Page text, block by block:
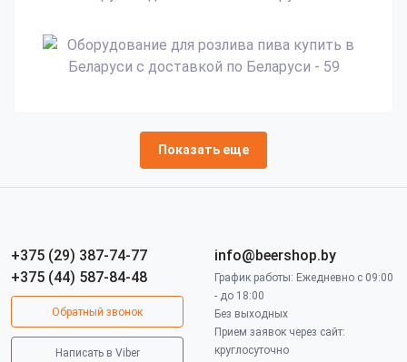
Показать еще
+375 (29) 387-74-77
+375 (44) 587-84-48
Обратный звонок
Написать в Viber
info@beershop.by
График работы: Ежедневно с 09:00
- до 18:00
Без выходных
Прием заявок через сайт:
круглосуточно